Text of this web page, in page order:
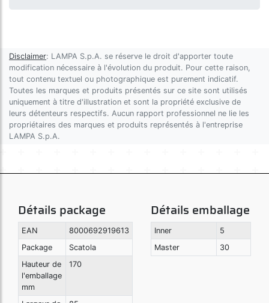
Disclaimer: LAMPA S.p.A. se réserve le droit d'apporter toute
modification nécessaire à l'évolution du produit. Pour cette raison,
tout contenu textuel ou photographique est purement indicatif.
Toutes les marques et produits présentés sur ce site sont utilisés
uniquement à titre d'illustration et sont la propriété exclusive de
leurs détenteurs respectifs. Aucun rapport professionnel ne lie les
propriétaires des marques et produits représentés à l'entreprise
LAMPA S.p.A.
Détails package
EAN
8000692919613
Package
Scatola
Hauteur de
l'emballage
mm
170
Détails emballage
Inner
5
Master
30